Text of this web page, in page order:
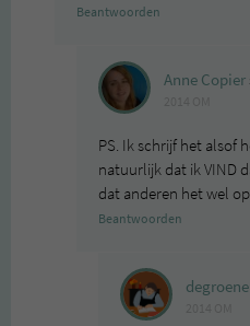
Beantwoorden
Anne Copier
PS. Ik schrijf het alsof
natuurlijk dat ik VIND
dat anderen het wel
Beantwoorden